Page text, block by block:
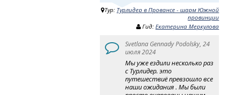
Тур: Турлидер в Провансе - шарм Южной
провинции
Гид:Екатерина Меркулова
Svetlana Gennady Podolsky, 24
июля 2024
Мы уже ездили несколько раз
с Турлидер. это
путешествиё превзошло все
наши ожидания . Мы были